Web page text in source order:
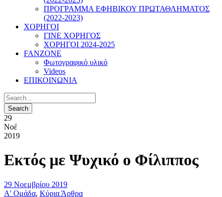
ΠΡΟΓΡΑΜΜΑ ΕΦΗΒΙΚΟΥ ΠΡΩΤΑΘΛΗΜΑΤΟΣ
(2022-2023)
ΧΟΡΗΓΟΙ
ΓΙΝΕ ΧΟΡΗΓΟΣ
ΧΟΡΗΓΟΙ 2024-2025
FANZONE
Φωτογραφικό υλικό
Videos
ΕΠΙΚΟΙΝΩΝΙΑ
29
Νοέ
2019
Εκτός με Ψυχικό ο Φίλιππος
29 Νοεμβρίου 2019
Α' Ομάδα, Κύρια Άρθρα